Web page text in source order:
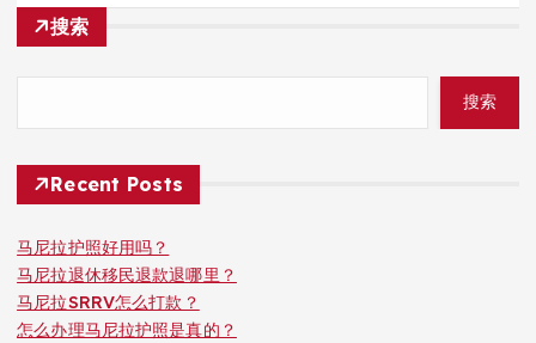
搜索
搜索
Recent Posts
马尼拉护照好用吗？
马尼拉退休移民退款退哪里？
马尼拉SRRV怎么打款？
怎么办理马尼拉护照是真的？